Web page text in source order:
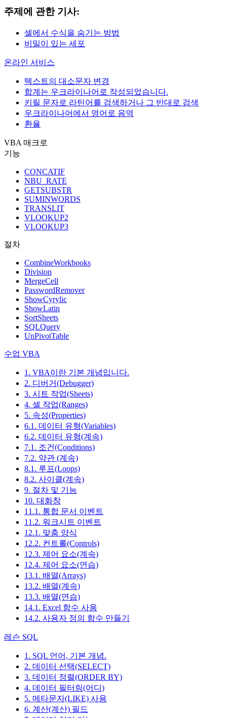
주제에 관한 기사:
셀에서 수식을 숨기는 방법
비밀이 있는 세포
온라인 서비스
텍스트의 대소문자 변경
합계는 우크라이나어로 작성되었습니다.
키릴 문자로 라틴어를 검색하거나 그 반대로 검색
우크라이나어에서 영어로 음역
환율
VBA 매크로
기능
CONCATIF
NBU_RATE
GETSUBSTR
SUMINWORDS
TRANSLIT
VLOOKUP2
VLOOKUP3
절차
CombineWorkbooks
Division
MergeCell
PasswordRemover
ShowCyrylic
ShowLatin
SortSheets
SQLQuery
UnPivotTable
수업 VBA
1. VBA이란 기본 개념입니다.
2. 디버거(Debugger)
3. 시트 작업(Sheets)
4. 셀 작업(Ranges)
5. 속성(Properties)
6.1. 데이터 유형(Variables)
6.2. 데이터 유형(계속)
7.1. 조건(Conditions)
7.2. 약관 (계속)
8.1. 루프(Loops)
8.2. 사이클(계속)
9. 절차 및 기능
10. 대화창
11.1. 통합 문서 이벤트
11.2. 워크시트 이벤트
12.1. 맞춤 양식
12.2. 컨트롤(Controls)
12.3. 제어 요소(계속)
12.4. 제어 요소(연습)
13.1. 배열(Arrays)
13.2. 배열(계속)
13.3. 배열(연습)
14.1. Excel 함수 사용
14.2. 사용자 정의 함수 만들기
레슨 SQL
1. SQL 언어, 기본 개념.
2. 데이터 선택(SELECT)
3. 데이터 정렬(ORDER BY)
4. 데이터 필터링(어디)
5. 메타문자(LIKE) 사용
6. 계산(계산) 필드